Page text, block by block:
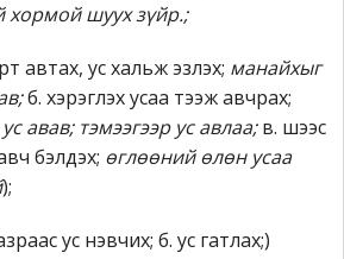
хормой шуух зүйр.;
автах, ус хальж эзлэх; манайхыг
б. хэрэглэх усаа тээж авчрах;
авав; тэмээгээр ус авлаа;в. шээс
бэлдэх; өглөөний өлөн усаа
);
ус нэвчих; б. ус гатлах;)